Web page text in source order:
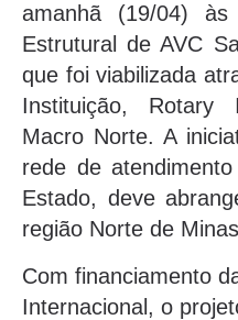
amanhã (19/04)
Estrutural de AVC
que foi viabilizada
Instituição, Rotary
Macro Norte. A
rede de
Estado, deve
região Norte de
Com financiamento
Internacional, o